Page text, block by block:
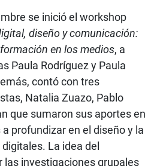
se inició el workshop
diseño y comunicación:
en los medios, a
Paula Rodríguez y Paula
contó con tres
Natalia Zuazo, Pablo
que sumaron sus aportes en
profundizar en el diseño y la
La idea del
las investigaciones grupales